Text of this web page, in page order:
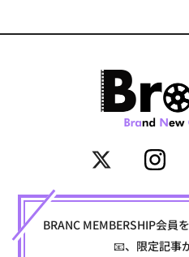
BRANC MEMBERSHIP会員
📧、限定記事